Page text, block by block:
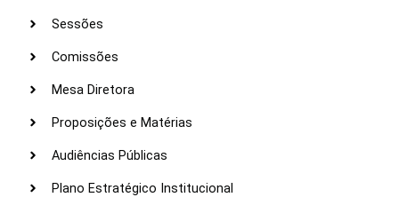
Sessões
Comissões
Mesa Diretora
Proposições e Matérias
Audiências Públicas
Plano Estratégico Institucional